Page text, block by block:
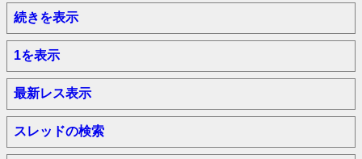
続きを表示
1を表示
最新レス表示
スレッドの検索